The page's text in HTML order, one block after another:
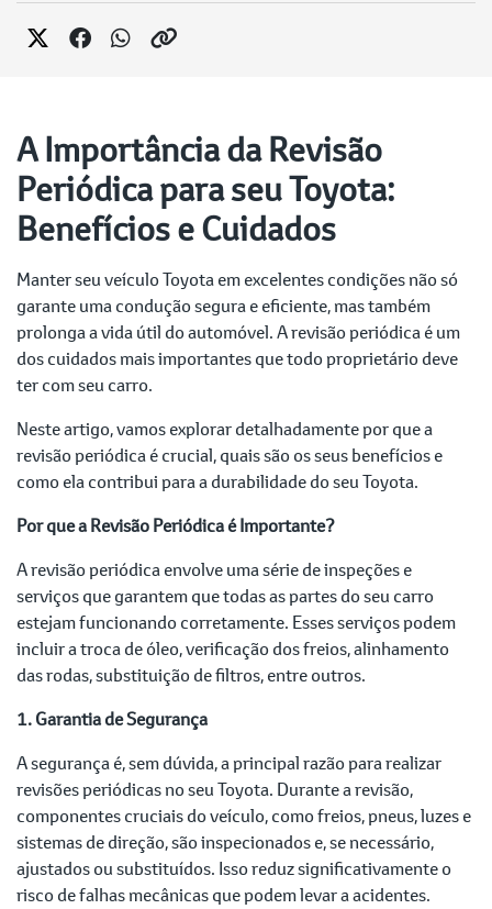
A Importância da Revisão
Periódica para seu Toyota:
Benefícios e Cuidados
Manter seu veículo Toyota em excelentes condições não só
garante uma condução segura e eficiente, mas também
prolonga a vida útil do automóvel. A revisão periódica é um
dos cuidados mais importantes que todo proprietário deve
ter com seu carro.
Neste artigo, vamos explorar detalhadamente por que a
revisão periódica é crucial, quais são os seus benefícios e
como ela contribui para a durabilidade do seu Toyota.
Por que a Revisão Periódica é Importante?
A revisão periódica envolve uma série de inspeções e
serviços que garantem que todas as partes do seu carro
estejam funcionando corretamente. Esses serviços podem
incluir a troca de óleo, verificação dos freios, alinhamento
das rodas, substituição de filtros, entre outros.
1. Garantia de Segurança
A segurança é, sem dúvida, a principal razão para realizar
revisões periódicas no seu Toyota. Durante a revisão,
componentes cruciais do veículo, como freios, pneus, luzes e
sistemas de direção, são inspecionados e, se necessário,
ajustados ou substituídos. Isso reduz significativamente o
risco de falhas mecânicas que podem levar a acidentes.